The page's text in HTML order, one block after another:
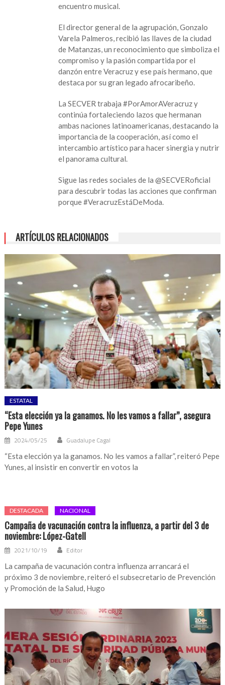
encuentro musical.
El director general de la agrupación, Gonzalo
Varela Palmeros, recibió las llaves de la ciudad
de Matanzas, un reconocimiento que simboliza el
compromiso y la pasión compartida por el
danzón entre Veracruz y ese país hermano, que
destaca por su gran legado afrocaribeño.
La SECVER trabaja #PorAmorAVeracruz y
continúa fortaleciendo lazos que hermanan
ambas naciones latinoamericanas, destacando la
importancia de la cooperación, así como el
intercambio artístico para hacer sinergia y nutrir
el panorama cultural.
Sigue las redes sociales de la @SECVERoficial
para descubrir todas las acciones que confirman
porque #VeracruzEstáDeModa.
ARTÍCULOS RELACIONADOS
ESTATAL
“Esta elección ya la ganamos. No les vamos a fallar”, asegura
Pepe Yunes
2024/05/25 Guadalupe Cagal
“Esta elección ya la ganamos. No les vamos a fallar”, reiteró Pepe
Yunes, al insistir en convertir en votos la
DESTACADA NACIONAL
Campaña de vacunación contra la influenza, a partir del 3 de
noviembre: López-Gatell
2021/10/19 Editor
La campaña de vacunación contra influenza arrancará el
próximo 3 de noviembre, reiteró el subsecretario de Prevención
y Promoción de la Salud, Hugo